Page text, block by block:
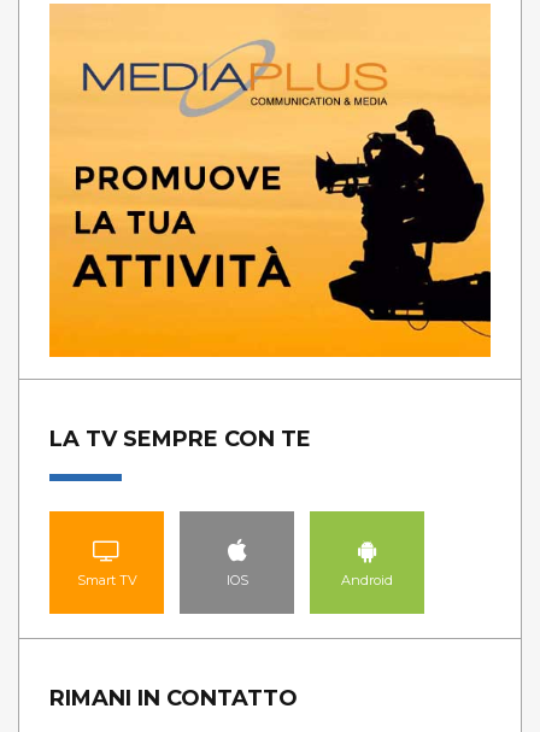
LA TV SEMPRE CON TE
Smart TV IOS Android
RIMANI IN CONTATTO